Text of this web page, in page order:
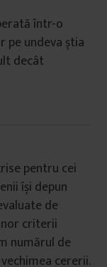
într-o
pe undeva știa
decât
pentru cei
își depun
de
criterii
numărul de
cererii.